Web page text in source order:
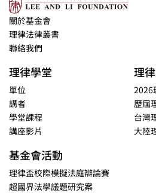
關於基金會
理律法律叢書
聯絡我們
理律學堂
單位
講者
學堂課程
講座影片
理
2026
歷屆
台灣
大陸
基金會活動
理律盃校際模擬法庭辯論賽
超國界法學議題研究案